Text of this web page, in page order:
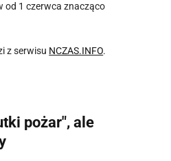
od 1 czerwca znacząco
z serwisu NCZAS.INFO.
pożar", ale